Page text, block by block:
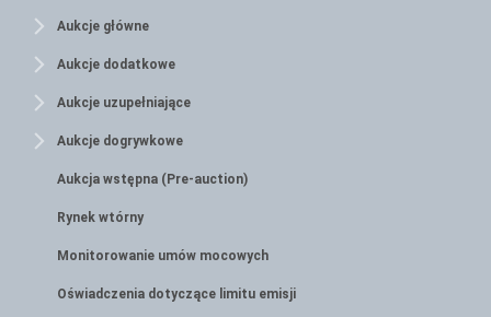
Aukcje główne
Aukcje dodatkowe
Aukcje uzupełniające
Aukcje dogrywkowe
Aukcja wstępna (Pre-auction)
Rynek wtórny
Monitorowanie umów mocowych
Oświadczenia dotyczące limitu emisji